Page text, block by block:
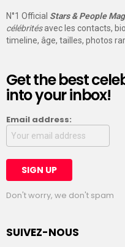
N°1 Official Stars & People
célébritésavec les contacts,
timeline, âge, tailles, photos
Get the best
into your inbox!
Email address:
Don't worry, we don't spam
SUIVEZ-NOUS